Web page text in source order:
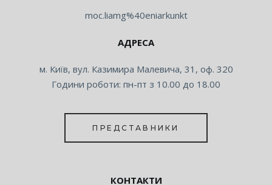
moc.liamg%40eniarkunkt
АДРЕСА
м. Київ, вул. Казимира Малевича, 31, оф. 320
Години роботи: пн-пт з 10.00 до 18.00
ПРЕДСТАВНИКИ
КОНТАКТИ